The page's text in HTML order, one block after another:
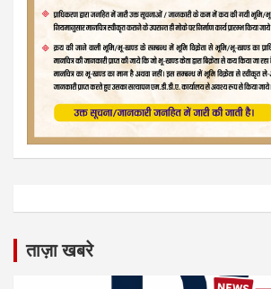
ताज़ा खबरे